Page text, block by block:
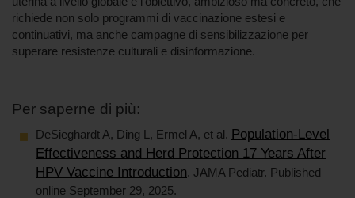
richiede non solo programmi di vaccinazione estesi e
continuativi, ma anche campagne di sensibilizzazione per
superare resistenze culturali e disinformazione.
Per saperne di più:
DeSieghardt A, Ding L, Ermel A, et al. Population-Level
Effectiveness and Herd Protection 17 Years After
HPV Vaccine Introduction. JAMA Pediatr. Published
online September 29, 2025.